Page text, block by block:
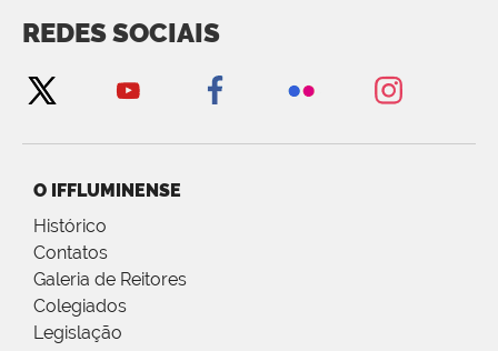
REDES SOCIAIS
O IFFLUMINENSE
Histórico
Contatos
Galeria de Reitores
Colegiados
Legislação